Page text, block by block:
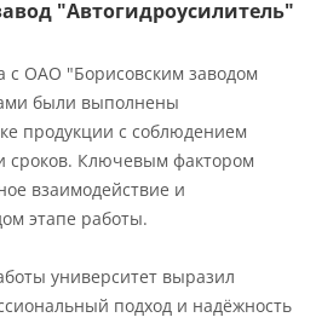
"Автогидроусилитель"
с ОАО "Борисовским заводом
были выполнены
продукции с соблюдением
сроков. Ключевым фактором
взаимодействие и
этапе работы.
университет выразил
подход и надёжность